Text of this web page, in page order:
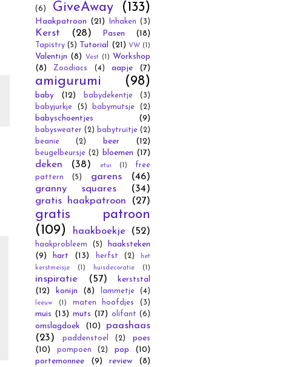
(6)
GiveAway (133)
Haakpatroon (21) Inhaken (3)
Kerst (28) Pasen (18)
Tapistry (5) Tutorial (21) VW (1)
Valentijn (8) Vest (1)
Workshop
(8)
Zoodiacs (4) aapje (7)
amigurumi (98)
baby (12) babydekentje
(3)
babyjurkje
(5) babymutsje (2)
babyschoentjes (9)
babysweater (2) babytruitje (2)
beanie
(2) beer (12)
beugelbeursje (2) bloemen (17)
deken (38) etui (1)
free
pattern
(5) garens
(46)
granny squares
(34)
gratis haakpatroon
(27)
gratis patroon
(109)
haakboekje (52)
haakprobleem (5)
haaksteken
(9)
hart (13) herfst (2)
het
kerstmeisje
(1) huisdecoratie (1)
inspiratie (57)
kerststal
(12)
konijn (8) lammetje (4)
leeuw (1) maten hoofdjes (3)
muis (13) muts (17) olifant (6)
omslagdoek (10)
paashaas
(23)
paddenstoel (2)
poes
(10)
pompoen (2) pop
(10)
portemonnee
(9) review (8)